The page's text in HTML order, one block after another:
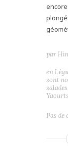
par
en
sont
salades,
Pas de